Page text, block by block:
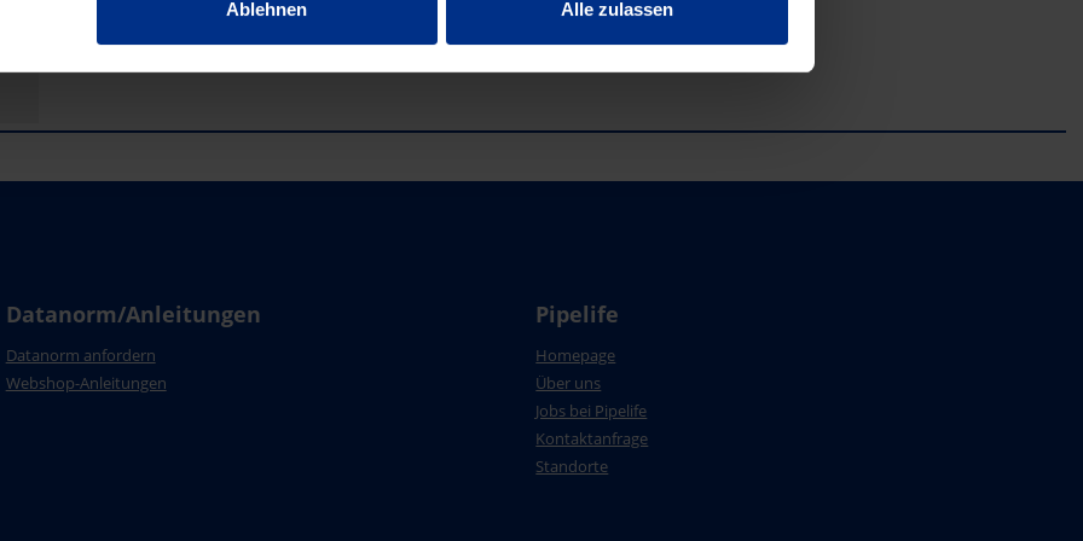
Ablehnen Alle zulassen
Datanorm/Anleitungen
Datanorm anfordern
Webshop-Anleitungen
Pipelife
Homepage
Über uns
Jobs bei Pipelife
Kontaktanfrage
Standorte